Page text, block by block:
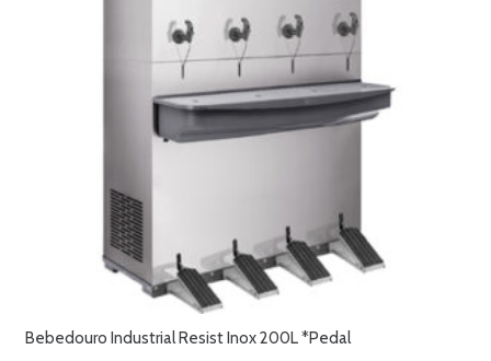
Bebedouro Industrial Resist Inox 200L *Pedal